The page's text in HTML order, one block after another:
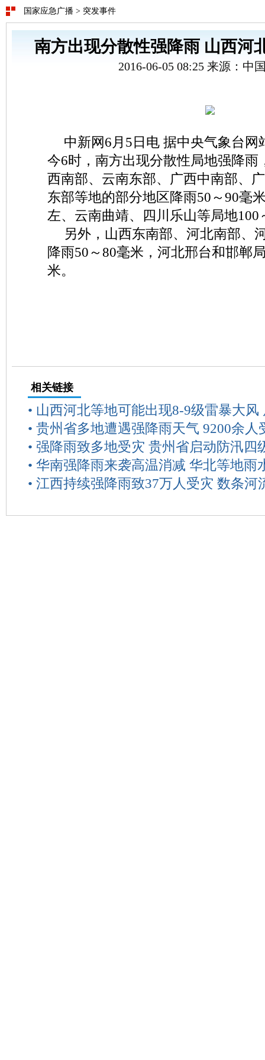
国家应急广播 > 突发事件
南方出现分散性强降雨 山西河
2016-06-05 08:25 来源：中
中新网6月5日电 据中央气象台网
今6时，南方出现分散性局地强降雨
西南部、云南东部、广西中南部、
东部等地的部分地区降雨50～90毫
左、云南曲靖、四川乐山等局地100
另外，山西东南部、河北南部、
降雨50～80毫米，河北邢台和邯郸
米。
相关链接
• 山西河北等地可能出现8-9级雷暴大风
• 贵州省多地遭遇强降雨天气 9200余人
• 强降雨致多地受灾 贵州省启动防汛四
• 华南强降雨来袭高温消减 华北等地雨
• 江西持续强降雨致37万人受灾 数条河